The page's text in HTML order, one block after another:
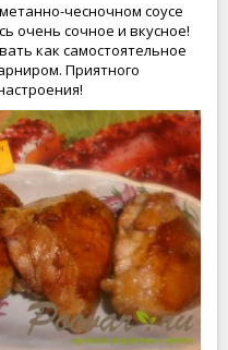
чесночном соусе
очень сочное и вкусное!
как самостоятельное
Приятного